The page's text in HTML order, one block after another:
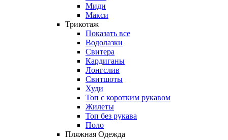
Миди
Макси
Трикотаж
Показать все
Водолазки
Свитера
Кардиганы
Лонгслив
Свитшоты
Худи
Топ с коротким рукавом
Жилеты
Топ без рукава
Поло
Пляжная Одежда